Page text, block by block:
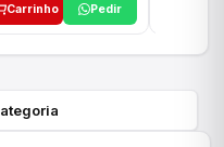
Carrinho Pedir